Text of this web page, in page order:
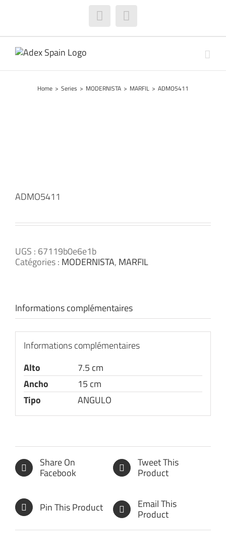
Facebook
Home > Series > MODERNISTA > MARFIL > ADMO5411
ADMO5411
UGS : 67119b0e6e1b
Catégories : MODERNISTA, MARFIL
Informations complémentaires
Informations complémentaires
Alto
7.5 cm
Ancho
15 cm
Tipo
ANGULO
Share On
Facebook
Tweet This
Product
Pin This Product Email This
Product